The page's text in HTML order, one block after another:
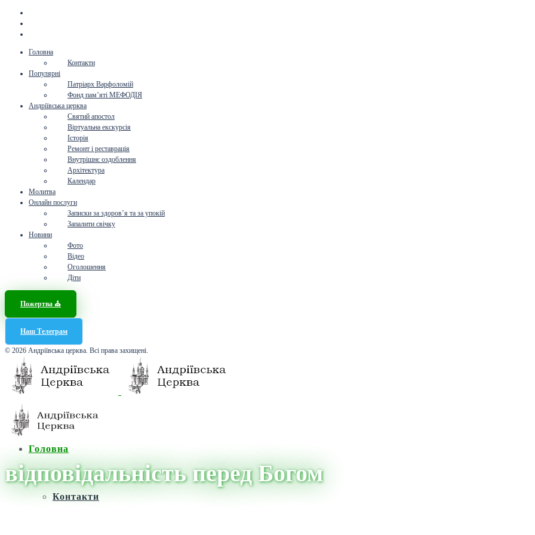
Головна
Контакти
Популярні
Патріарх Варфоломій
Фонд пам’яті МЕФОДІЯ
Андріївська церква
Святий апостол
Віртуальна екскурсія
Історія
Ремонт і реставрація
Внутрішнє оздоблення
Архітектура
Календар
Молитва
Онлайн послуги
Записки за здоров’я та за упокій
Запалити свічку
Новини
Фото
Відео
Оголошення
Діти
Пожертва ⛪️
Наш Телеграм
© 2026 Андріївська церква. Всі права захищені.
Головна
Контакти
відповідальність перед Богом